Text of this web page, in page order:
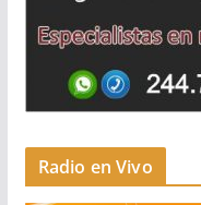
Radio en Vivo